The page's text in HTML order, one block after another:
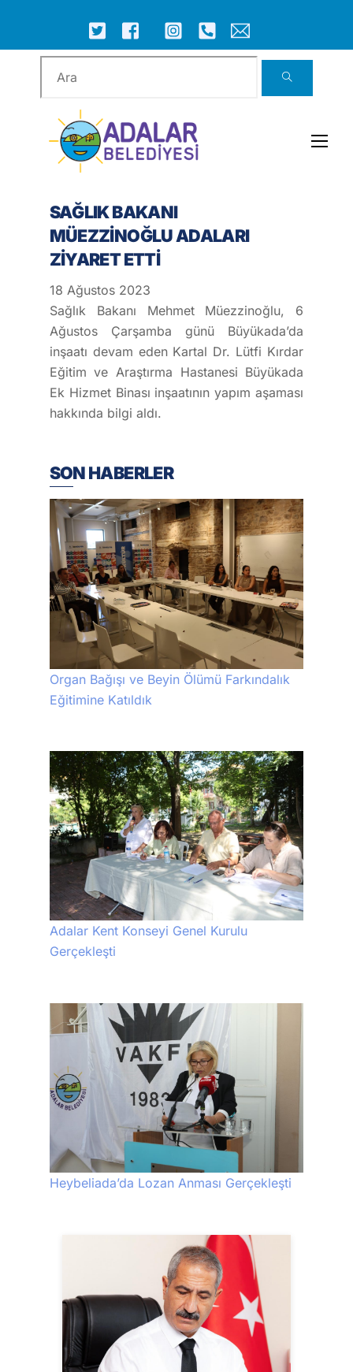
content
ICON
LABEL
ICON
LABEL
ICON
ICON
LABEL
ICON
LABEL
ICON
LABEL
SAĞLIK BAKANI
MÜEZZİNOĞLU ADALARI
ZİYARET ETTİ
18 Ağustos 2023
Sağlık Bakanı Mehmet Müezzinoğlu, 6
Ağustos Çarşamba günü Büyükada’da
inşaatı devam eden Kartal Dr. Lütfi Kırdar
Eğitim ve Araştırma Hastanesi Büyükada
Ek Hizmet Binası inşaatının yapım aşaması
hakkında bilgi aldı.
SON HABERLER
Organ Bağışı ve Beyin Ölümü Farkındalık
Eğitimine Katıldık
Adalar Kent Konseyi Genel Kurulu
Gerçekleşti
Heybeliada’da Lozan Anması Gerçekleşti